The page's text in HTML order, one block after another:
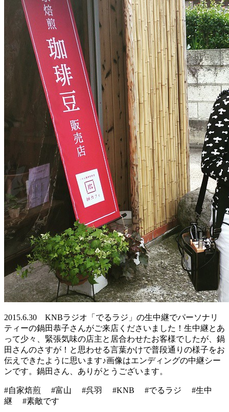
2015.6.30 KNBラジオ「でるラジ」の生中継でパーソナリ
ティーの鍋田恭子さんがご来店くださいました！生中継とあ
って少々、緊張気味の店主と居合わせたお客様でしたが、鍋
田さんのさすが！と思わせる言葉かけで普段通りの様子をお
伝えできたように思います♪画像はエンディングの中継シー
ンです。鍋田さん、ありがとうございます。
#自家焙煎 #富山 #呉羽 #KNB #でるラジ #生中
継 #素敵です